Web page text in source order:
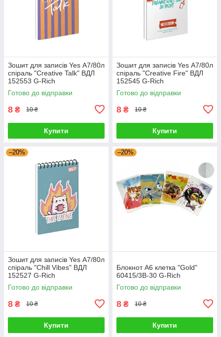
Зошит для записів Yes А7/80л
спіраль "Creative Talk" ВДЛ
152553 G-Rich
Готово до відправки
8 ₴ 10 ₴
Купити
Зошит для записів Yes А7/80л
спіраль "Creative Fire" ВДЛ
152545 G-Rich
Готово до відправки
8 ₴ 10 ₴
Купити
–20%
Зошит для записів Yes А7/80л
спіраль "Chill Vibes" ВДЛ
152527 G-Rich
Готово до відправки
8 ₴ 10 ₴
Купити
–20%
Блокнот А6 клетка "Gold"
60415/3В-30 G-Rich
Готово до відправки
8 ₴ 10 ₴
Купити